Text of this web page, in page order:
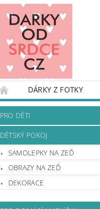
DÁRKY Z FOTKY
PRO DĚTI
DĚTSKÝ
TAŠKY A BATOHY
DEKORACE A REKVIZITY NA
DÁRKY S NÁPADEM -
PODMÍNKY OCHRANY
PRO DĚTI
DĚTSKÝ POKOJ
SAMOLEPKY NA ZEĎ
OBRAZY NA ZEĎ
DEKORACE